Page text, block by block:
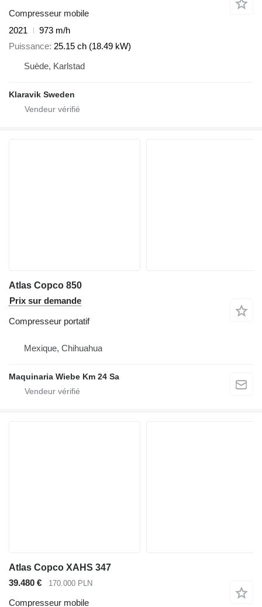
Compresseur mobile
2021
973 m/h
Puissance 25.15 ch (18.49 kW)
Suède, Karlstad
Klaravik Sweden
Atlas Copco 850
Prix sur demande
Compresseur portatif
Mexique, Chihuahua
Maquinaria Wiebe Km 24 Sa
Atlas Copco XAHS 347
39.480 €
170.000 PLN
Compresseur mobile